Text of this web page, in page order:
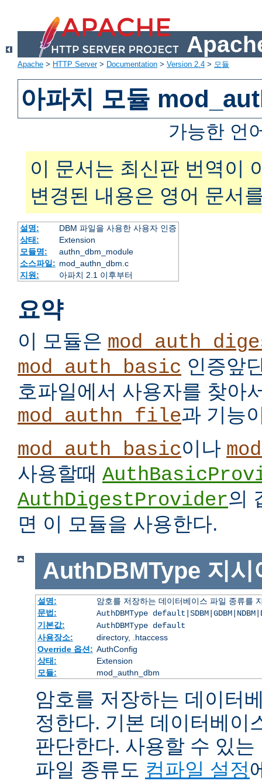
Apache > HTTP Server> Documentation > Version 2.4 > 모듈
아파치 모듈
가능한 언
이 문서는 최신판 번역이
변경된 내용은 영어 문서
설명:
DBM 파일을 사용한 사용자 인증
상태:
Extension
모듈명:
authn_dbm_module
소스파일: mod_authn_dbm.c
지원:
아파치 2.1 이후부터
요약
이 모듈은
mod_auth_basic 인증앞
호파일에서 사용자를 찾아
mod_authn_file과 기능
mod_auth_basic이나
사용할때
AuthDigestProvider의
면 이 모듈을 사용한다.
AuthDBMType 지시
설명:
암호를 저장하는 데이터베이스 파일 종류를
문법:
AuthDBMType
기본값:
AuthDBMType default
사용장소:
directory, .htaccess
Override 옵션: AuthConfig
상태:
Extension
모듈:
mod_authn_dbm
암호를 저장하는 데이터
정한다. 기본 데이터베이
판단한다. 사용할 수 있
파일 종류도 컴파일 설정